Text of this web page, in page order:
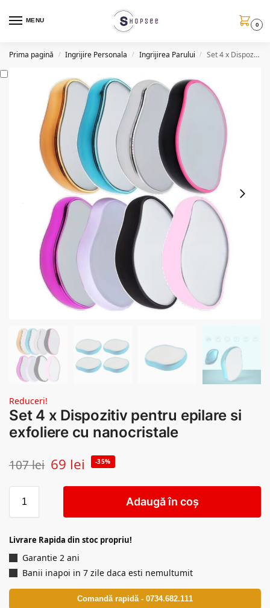
MENU
0
Prima pagină / Ingrijire Personala / Ingrijirea Parului / Set 4 x Dispozitiv pentru epilare si exfoliere cu nanocristale
Reduceri!
Set 4 x Dispozitiv pentru epilare si
exfoliere cu nanocristale
107lei 69 lei -35%
Adaugă în coș
Livrare Rapida din stoc propriu!
Garantie 2 ani
Banii inapoi in 7 zile daca esti nemultumit
Comandă rapidă - 0734.682.111